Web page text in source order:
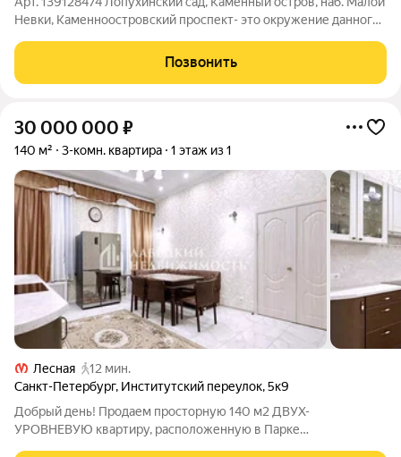
Невки, Каменноостровский проспект- это окружение данного
в самом конце Каменноостровского проспекта
монументальный красивый
Позвонить
30 000 000 ₽
140 м² 3-комн. квартира 1 этаж из 1
Лесная
12 мин.
Санкт-Петербург, Институтский переулок,5к9
Добрый день! Продаем просторную 140 м2 ДВУХ-
УРОВНЕВУЮ квартиру, расположенную в Парке